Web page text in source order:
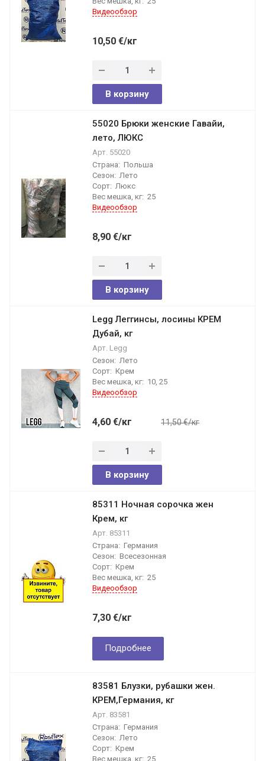
Видеообзор
10,50 €/кг
В корзину
55020 Брюки женские Гавайи,
лето, ЛЮКС
Арт. 55020
Страна: Польша
Сезон: Лето
Сорт: Люкс
Вес мешка, кг: 25
Видеообзор
8,90 €/кг
В корзину
Legg Леггинсы, лосины КРЕМ
Дубай, кг
Арт. Legg
Сезон: Лето
Сорт: Крем
Вес мешка, кг: 10, 25
Видеообзор
4,60 €/кг 11,50 €/кг
В корзину
85311 Ночная сорочка жен
Крем, кг
Арт. 85311
Страна: Германия
Сезон: Всесезонная
Сорт: Крем
Вес мешка, кг: 25
Видеообзор
7,30 €/кг
Подробнее
83581 Блузки, рубашки жен.
КРЕМ,Германия, кг
Арт. 83581
Страна: Германия
Сезон: Лето
Сорт: Крем
Вес мешка, кг: 25